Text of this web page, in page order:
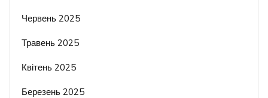
Червень 2025
Травень 2025
Квітень 2025
Березень 2025